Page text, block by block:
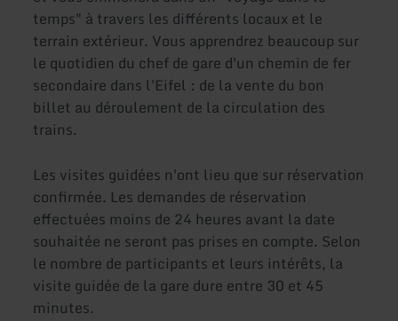
temps" à travers les différents locaux et le
terrain extérieur. Vous apprendrez beaucoup sur
le quotidien du chef de gare d'un chemin de fer
secondaire dans l'Eifel : de la vente du bon
billet au déroulement de la circulation des
trains.
Les visites guidées n'ont lieu que sur réservation
confirmée. Les demandes de réservation
effectuées moins de 24 heures avant la date
souhaitée ne seront pas prises en compte. Selon
le nombre de participants et leurs intérêts, la
visite guidée de la gare dure entre 30 et 45
minutes.